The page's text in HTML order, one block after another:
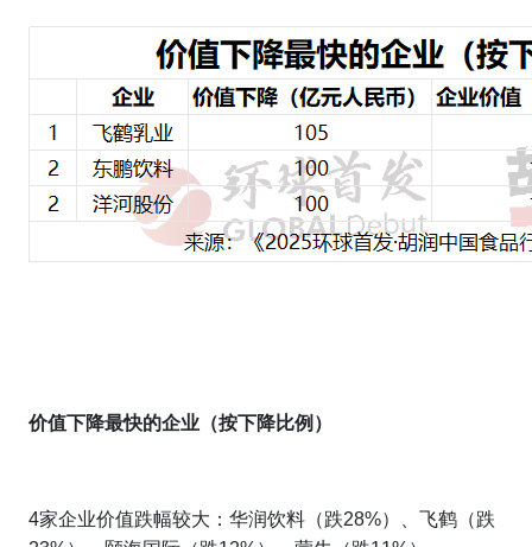
价值下降最快的企业（按下降比例）
4家企业价值跌幅较大：华润饮料（跌28%）、飞鹤（跌